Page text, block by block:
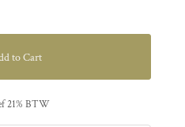
to Cart
21% BTW